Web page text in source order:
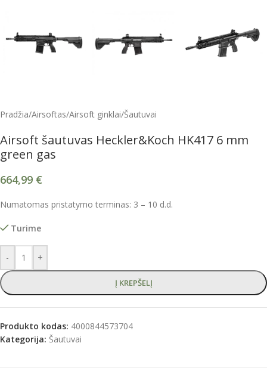
Pradžia/Airsoftas/Airsoft ginklai/Šautuvai
Airsoft šautuvas Heckler&Koch HK417 6 mm
green gas
664,99 €
Numatomas pristatymo terminas: 3 – 10 d.d.
Turime
- +
Į KREPŠELĮ
Produkto kodas: 4000844573704
Kategorija: Šautuvai